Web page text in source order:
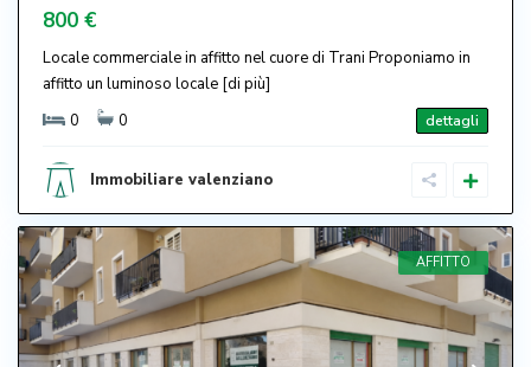
800 €
Locale commerciale in affitto nel cuore di Trani Proponiamo in
affitto un luminoso locale [di più]
0
0 dettagli
Immobiliare valenziano
AFFITTO